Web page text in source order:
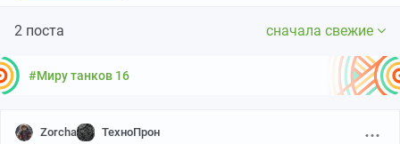
2 поста сначала свежие
#Миру танков 16
Zorcha ТехноПрон